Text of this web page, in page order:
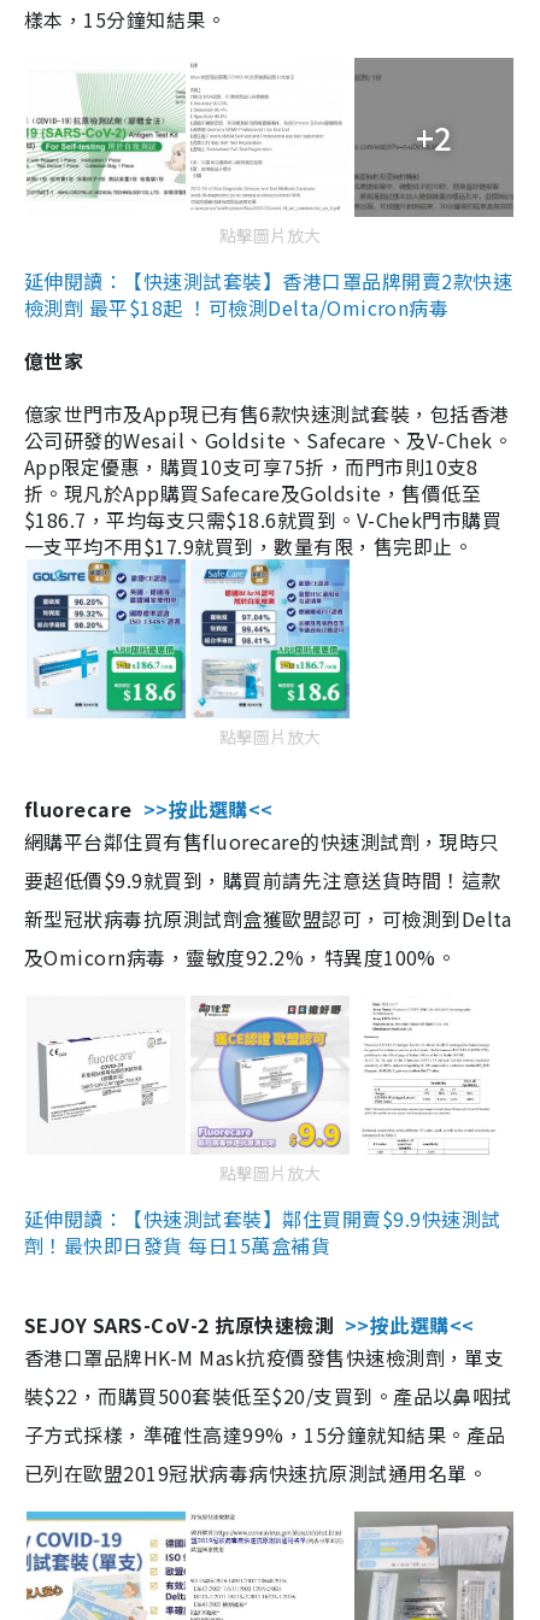
樣本，15分鐘知結果。
+2
點擊圖片放大
延伸閱讀：【快速測試套裝】香港口罩品牌開賣2款快速
檢測劑 最平$18起 ！可檢測Delta/Omicron病毒
億世家
億家世門市及App現已有售6款快速測試套裝，包括香港
公司研發的Wesail、Goldsite、Safecare、及V-Chek。
App限定優惠，購買10支可享75折，而門市則10支8
折。現凡於App購買Safecare及Goldsite，售價低至
$186.7，平均每支只需$18.6就買到。V-Chek門市購買
一支平均不用$17.9就買到，數量有限，售完即止。
點擊圖片放大
fluorecare >>按此選購<<
網購平台鄰住買有售fluorecare的快速測試劑，現時只
要超低價$9.9就買到，購買前請先注意送貨時間！這款
新型冠狀病毒抗原測試劑盒獲歐盟認可，可檢測到Delta
及Omicorn病毒，靈敏度92.2%，特異度100%。
點擊圖片放大
延伸閱讀：【快速測試套裝】鄰住買開賣$9.9快速測試
劑！最快即日發貨 每日15萬盒補貨
SEJOY SARS-CoV-2 抗原快速檢測 >>按此選購<<
香港口罩品牌HK-M Mask抗疫價發售快速檢測劑，單支
裝$22，而購買500套裝低至$20/支買到。產品以鼻咽拭
子方式採樣，準確性高達99%，15分鐘就知結果。產品
已列在歐盟2019冠狀病毒病快速抗原測試通用名單。